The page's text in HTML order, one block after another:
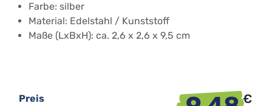
Farbe: silber
Material: Edelstahl / Kunststoff
Maße (LxBxH): ca. 2,6 x 2,6 x 9,5 cm
Preis €